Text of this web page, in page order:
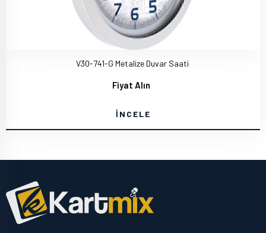
V30-741-G Metalize Duvar Saati
Fiyat Alın
İNCELE